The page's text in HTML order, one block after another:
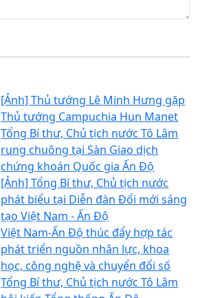
[Ảnh] Thủ tướng Lê Minh Hưng gặp
Thủ tướng Campuchia Hun Manet
Tổng Bí thư, Chủ tịch nước Tô Lâm
rung chuông tại Sàn Giao dịch
chứng khoán Quốc gia Ấn Độ
[Ảnh] Tổng Bí thư, Chủ tịch nước
phát biểu tại Diễn đàn Đổi mới sáng
tạo Việt Nam - Ấn Độ
Việt Nam-Ấn Độ thúc đẩy hợp tác
phát triển nguồn nhân lực, khoa
học, công nghệ và chuyển đổi số
Tổng Bí thư, Chủ tịch nước Tô Lâm